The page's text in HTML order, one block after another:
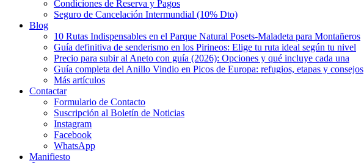
Condiciones de Reserva y Pagos
Seguro de Cancelación Intermundial (10% Dto)
Blog
10 Rutas Indispensables en el Parque Natural Posets-Maladeta para Montañeros
Guía definitiva de senderismo en los Pirineos: Elige tu ruta ideal según tu nivel
Precio para subir al Aneto con guía (2026): Opciones y qué incluye cada una
Guía completa del Anillo Vindio en Picos de Europa: refugios, etapas y consejos
Más artículos
Contactar
Formulario de Contacto
Suscripción al Boletín de Noticias
Instagram
Facebook
WhatsApp
Manifiesto